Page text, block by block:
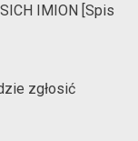
IMION [Spis
zgłosić